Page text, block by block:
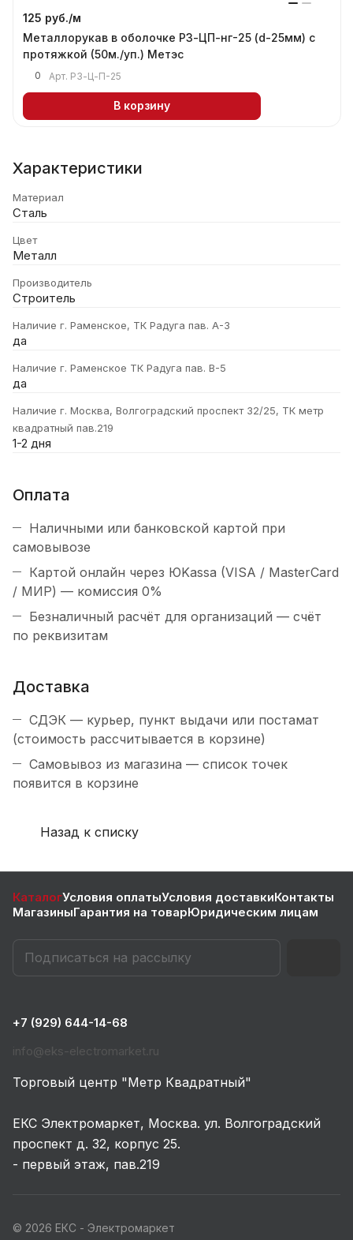
125 руб./м
Металлорукав в оболочке РЗ-ЦП-нг-25 (d-25мм) с
протяжкой (50м./уп.) Метэс
0 Арт. РЗ-Ц-П-25
В корзину
Характеристики
Материал
Сталь
Цвет
Металл
Производитель
Строитель
Наличие г. Раменское, ТК Радуга пав. А-3
да
Наличие г. Раменское ТК Радуга пав. В-5
да
Наличие г. Москва, Волгоградский проспект 32/25, ТК метр
квадратный пав.219
1-2 дня
Оплата
Наличными или банковской картой при
самовывозе
Картой онлайн через ЮKassa (VISA / MasterCard
/ МИР) — комиссия 0%
Безналичный расчёт для организаций — счёт
по реквизитам
Доставка
СДЭК — курьер, пункт выдачи или постамат
(стоимость рассчитывается в корзине)
Самовывоз из магазина — список точек
появится в корзине
Назад к списку
КаталогУсловия оплатыУсловия доставкиКонтакты
МагазиныГарантия на товарЮридическим лицам
+7 (929) 644-14-68
info@eks-electromarket.ru
Торговый центр "Метр Квадратный"
ЕКС Электромаркет, Москва. ул. Волгоградский
проспект д. 32, корпус 25.
- первый этаж, пав.219
© 2026 ЕКС - Электромаркет